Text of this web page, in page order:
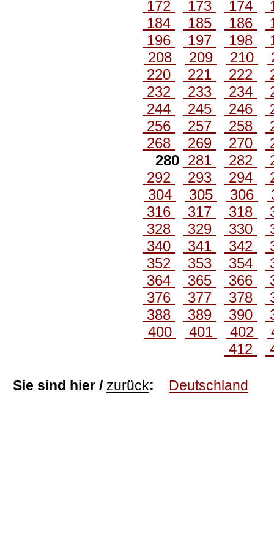
172
173 174
184
185 186
196
197 198
208
209 210
220
221 222
232
233 234
244
245 246
256
257 258
268
269 270
280 281 282
292
293 294
304
305 306
316
317 318
328
329 330
340
341 342
352
353 354
364
365 366
376
377 378
388
389 390
400
401 402
412
Sie sind hier / zurück: Deutschland